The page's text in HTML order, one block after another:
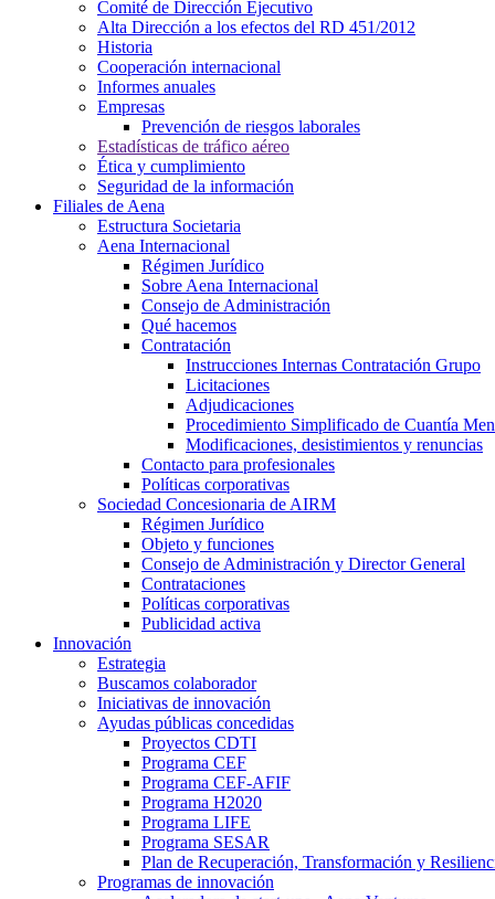
Comité de Dirección Ejecutivo
Alta Dirección a los efectos del RD 451/2012
Historia
Cooperación internacional
Informes anuales
Empresas
Prevención de riesgos laborales
Estadísticas de tráfico aéreo
Ética y cumplimiento
Seguridad de la información
Filiales de Aena
Estructura Societaria
Aena Internacional
Régimen Jurídico
Sobre Aena Internacional
Consejo de Administración
Qué hacemos
Contratación
Instrucciones Internas Contratación Grupo
Licitaciones
Adjudicaciones
Procedimiento Simplificado de Cuantía
Modificaciones, desistimientos y renuncias
Contacto para profesionales
Políticas corporativas
Sociedad Concesionaria de AIRM
Régimen Jurídico
Objeto y funciones
Consejo de Administración y Director General
Contrataciones
Políticas corporativas
Publicidad activa
Innovación
Estrategia
Buscamos colaborador
Iniciativas de innovación
Ayudas públicas concedidas
Proyectos CDTI
Programa CEF
Programa CEF-AFIF
Programa H2020
Programa LIFE
Programa SESAR
Plan de Recuperación, Transformación y
Programas de innovación